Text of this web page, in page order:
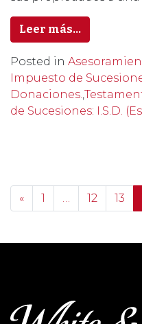
Leer más…
Posted in
Impuesto de
Donaciones.
de Sucesiones: I.S.D.
Posts
« 1 12 13